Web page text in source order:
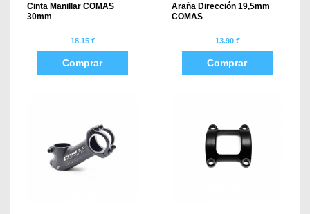
Cinta Manillar COMAS
30mm
18.15 €
Comprar
Araña Dirección 19,5mm
COMAS
13.90 €
Comprar